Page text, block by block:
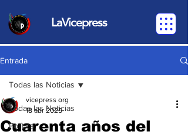
LaVicepress
Entrada
Todas las Noticias
Política
Todas las Noticias
Cuarenta años del
vicepress org
18 abr 2025